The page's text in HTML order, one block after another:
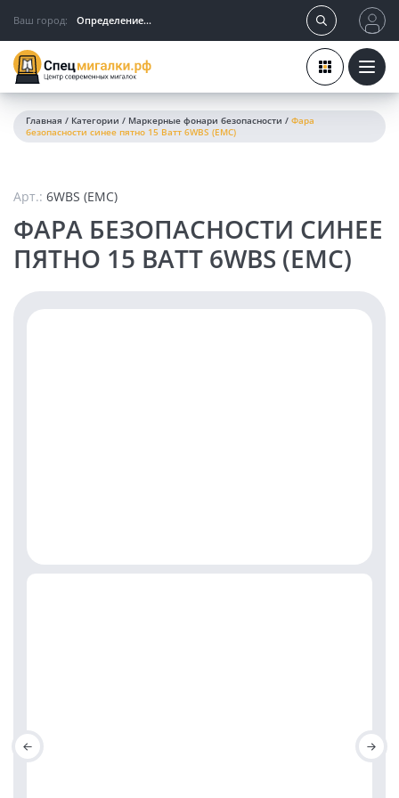
Ваш город: Определение...
Главная / Категории / Маркерные фонари безопасности / Фара
безопасности синее пятно 15 Ватт 6WBS (EMC)
Арт.: 6WBS (EMC)
ФАРА БЕЗОПАСНОСТИ СИНЕЕ
ПЯТНО 15 ВАТТ 6WBS (EMC)